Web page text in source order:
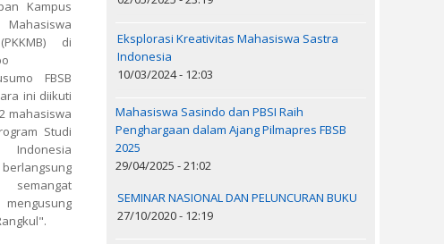
Kampus
di
FBSB
ini diikuti
mahasiswa
Studi
Indonesia
semangat
mengusung
Eksplorasi Kreativitas Mahasiswa Sastra
Indonesia
10/03/2024 - 12:03
Mahasiswa Sasindo dan PBSI Raih
Penghargaan dalam Ajang Pilmapres FBSB
2025
29/04/2025 - 21:02
SEMINAR NASIONAL DAN PELUNCURAN BUKU
27/10/2020 - 12:19